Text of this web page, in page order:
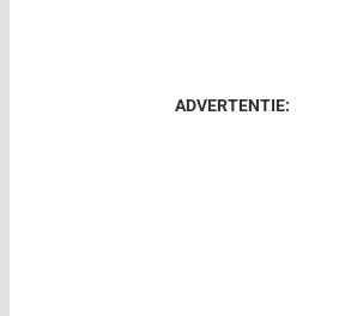
ADVERTENTIE: